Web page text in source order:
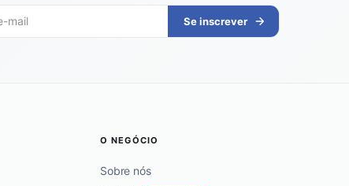
Se inscrever
O NEGÓCIO
Sobre nós